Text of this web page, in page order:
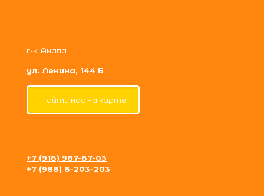
г-к. Анапа
ул. Ленина, 144 Б
Найти нас на карте
+7 (918) 987-87-03
+7 (988) 6-203-203